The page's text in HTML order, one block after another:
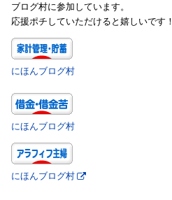
ブログ村に参加しています。
応援ポチしていただけると嬉しいです！
にほんブログ村
にほんブログ村
にほんブログ村